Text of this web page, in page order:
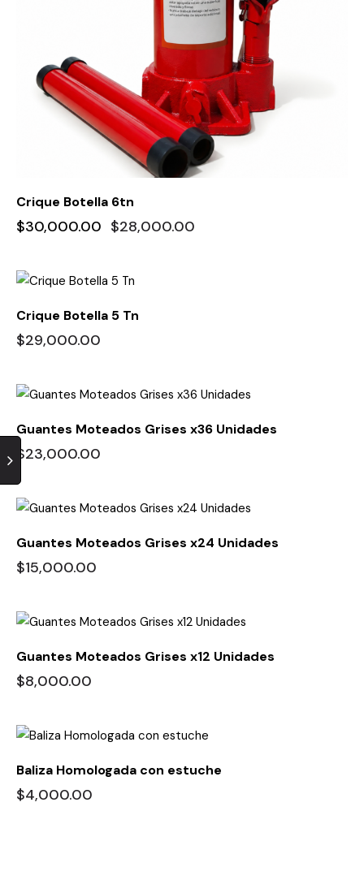
Crique Botella 6tn
$30,000.00 $28,000.00
Crique Botella 5 Tn
$29,000.00
Guantes Moteados Grises x36 Unidades
$23,000.00
Guantes Moteados Grises x24 Unidades
$15,000.00
Guantes Moteados Grises x12 Unidades
$8,000.00
Baliza Homologada con estuche
$4,000.00